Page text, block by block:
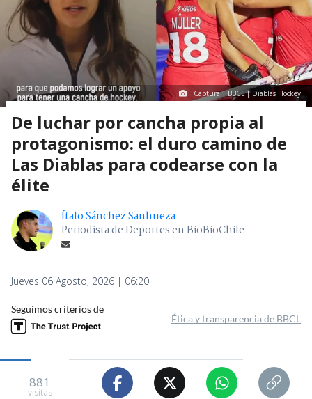
Captura | BBCL | Diablas Hockey
De luchar por cancha propia al
protagonismo: el duro camino de
Las Diablas para codearse con la
élite
Ítalo Sánchez Sanhueza
Periodista de Deportes en BioBioChile
Jueves 06 Agosto, 2026 | 06:20
Seguimos criterios de
Ética y transparencia de BBCL
881
visitas